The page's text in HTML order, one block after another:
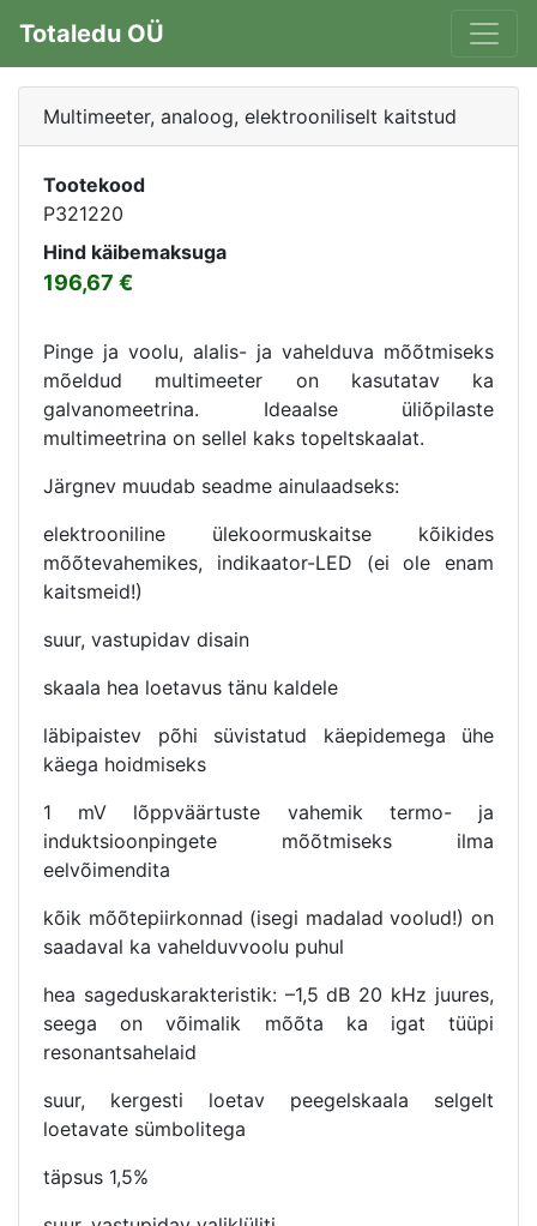
Totaledu OÜ
Multimeeter, analoog, elektrooniliselt kaitstud
Tootekood
P321220
Hind käibemaksuga
196,67
Pinge ja voolu, alalis- ja vahelduva mõõtmiseks
mõeldud multimeeter on kasutatav ka
galvanomeetrina. Ideaalse üliõpilaste
multimeetrina on sellel kaks topeltskaalat.
Järgnev muudab seadme ainulaadseks:
elektrooniline ülekoormuskaitse kõikides
mõõtevahemikes, indikaator-LED (ei ole enam
kaitsmeid!)
suur, vastupidav disain
skaala hea loetavus tänu kaldele
läbipaistev põhi süvistatud käepidemega ühe
käega hoidmiseks
1 mV lõppväärtuste vahemik termo- ja
induktsioonpingete mõõtmiseks ilma
eelvõimendita
kõik mõõtepiirkonnad (isegi madalad voolud!) on
saadaval ka vahelduvvoolu puhul
hea sageduskarakteristik: –1,5 dB 20 kHz juures,
seega on võimalik mõõta ka igat tüüpi
resonantsahelaid
suur, kergesti loetav peegelskaala selgelt
loetavate sümbolitega
täpsus 1,5%